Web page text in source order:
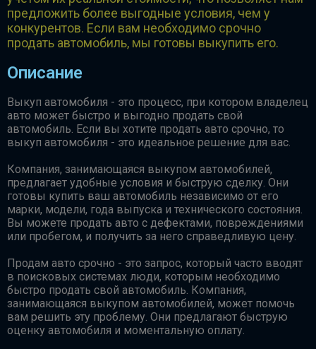
предложить более выгодные условия, чем у
конкурентов. Если вам необходимо срочно
продать автомобиль, мы готовы выкупить его.
Описание
Выкуп автомобиля - это процесс, при котором владелец
авто может быстро и выгодно продать свой
автомобиль. Если вы хотите продать авто срочно, то
выкуп автомобиля - это идеальное решение для вас.
Компания, занимающаяся выкупом автомобилей,
предлагает удобные условия и быструю сделку. Они
готовы купить ваш автомобиль независимо от его
марки, модели, года выпуска и технического состояния.
Вы можете продать авто с дефектами, повреждениями
или пробегом, и получить за него справедливую цену.
Продам авто срочно - это запрос, который часто вводят
в поисковых системах люди, которым необходимо
быстро продать свой автомобиль. Компания,
занимающаяся выкупом автомобилей, может помочь
вам решить эту проблему. Они предлагают быструю
оценку автомобиля и моментальную оплату.